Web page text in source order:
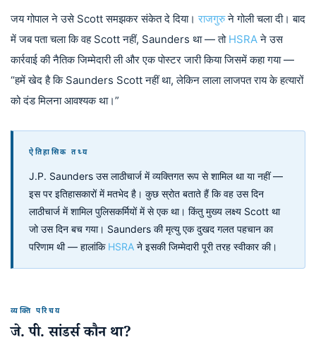
जय गोपाल ने उसे Scott समझकर संकेत दे दिया।राजगुरुने गोली चला दी। बाद
में जब पता चला कि वह Scott नहीं, Saunders था — तो HSRAने उस
कार्रवाई की नैतिक जिम्मेदारी ली और एक पोस्टर जारी किया जिसमें कहा गया —
“हमें खेद है कि Saunders Scott नहीं था, लेकिन लाला लाजपत राय के हत्यारों
को दंड मिलना आवश्यक था।”
ऐतिहासिक तथ्य
J.P. Saunders उस लाठीचार्ज में व्यक्तिगत रूप से शामिल था या नहीं —
इस पर इतिहासकारों में मतभेद है। कुछ स्रोत बताते हैं कि वह उस दिन
लाठीचार्ज में शामिल पुलिसकर्मियों में से एक था। किंतु मुख्य लक्ष्य Scott था
जो उस दिन बच गया। Saunders की मृत्यु एक दुखद गलत पहचान का
परिणाम थी — हालांकि HSRA ने इसकी जिम्मेदारी पूरी तरह स्वीकार की।
व्यक्ति परिचय
जे. पी. सांडर्स कौन था?